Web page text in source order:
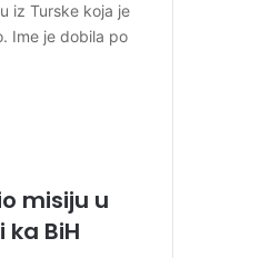
iz Turske koja je
Ime je dobila po
misiju u
BiH